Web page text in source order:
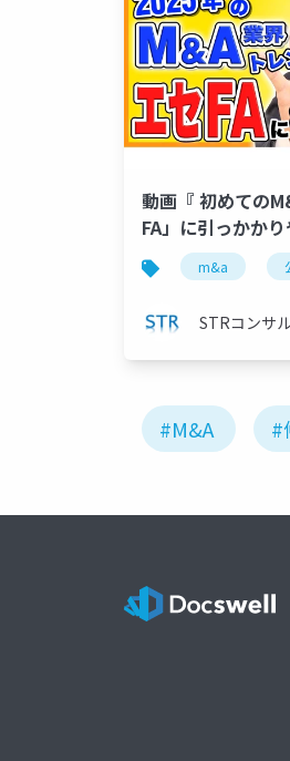
動画『 初めての
FA」に引っかか
特徴２選 』で投
m&a
STRコンサ
#M&A #